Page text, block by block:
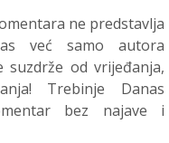
ne predstavlja
već samo autora
suzdrže od vrijeđanja,
Trebinje Danas
bez najave i